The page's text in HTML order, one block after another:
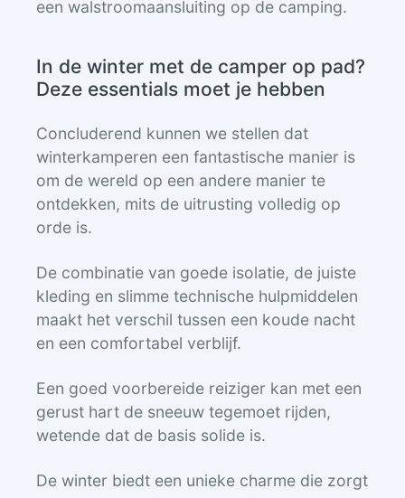
een walstroomaansluiting op de camping.
In de winter met de camper op pad?
Deze essentials moet je hebben
Concluderend kunnen we stellen dat
winterkamperen een fantastische manier is
om de wereld op een andere manier te
ontdekken, mits de uitrusting volledig op
orde is.
De combinatie van goede isolatie, de juiste
kleding en slimme technische hulpmiddelen
maakt het verschil tussen een koude nacht
en een comfortabel verblijf.
Een goed voorbereide reiziger kan met een
gerust hart de sneeuw tegemoet rijden,
wetende dat de basis solide is.
De winter biedt een unieke charme die zorgt